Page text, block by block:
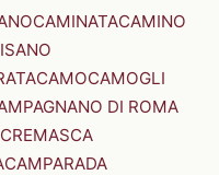
CAMINATACAMINO
CAMOCAMOGLI
DI ROMA
CAMPARADA